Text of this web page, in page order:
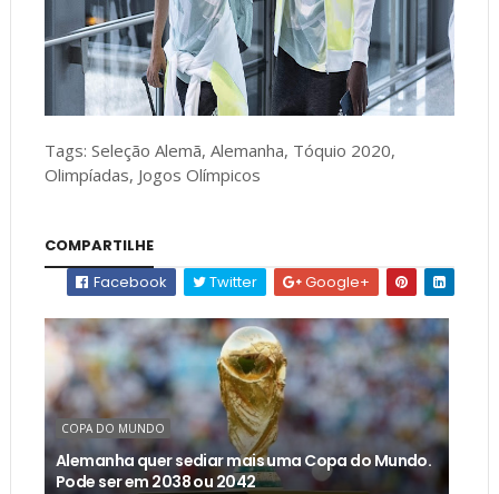
Tags: Seleção Alemã, Alemanha, Tóquio 2020,
Olimpíadas, Jogos Olímpicos
COMPARTILHE
Facebook
Twitter Google+
COPA DO MUNDO
Alemanha quer sediar mais uma Copa do Mundo.
Pode ser em 2038 ou 2042